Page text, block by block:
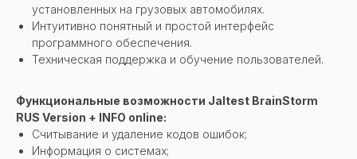
установленных на грузовых автомобилях.
Интуитивно понятный и простой интерфейс
программного обеспечения.
Техническая поддержка и обучение пользователей.
Функциональные возможности Jaltest BrainStorm
RUS Version + INFO online:
Считывание и удаление кодов ошибок;
Информация о системах;